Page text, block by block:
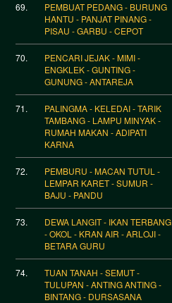
69.
PEMBUAT PEDANG - BURUNG
HANTU - PANJAT PINANG -
PISAU - GARBU - CEPOT
70.
PENCARI JEJAK - MIMI -
ENGKLEK - GUNTING -
GUNUNG - ANTAREJA
71.
PALINGMA - KELEDAI - TARIK
TAMBANG - LAMPU MINYAK -
RUMAH MAKAN - ADIPATI
KARNA
72.
PEMBURU - MACAN TUTUL -
LEMPAR KARET - SUMUR -
BAJU - PANDU
73.
DEWA LANGIT - IKAN TERBANG
- OKOL - KRAN AIR - ARLOJI -
BETARA GURU
74.
TUAN TANAH - SEMUT -
TULUPAN - ANTING ANTING -
BINTANG - DURSASANA